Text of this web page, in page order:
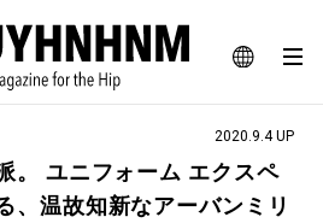
JA
EN
BLOG SNAP
カルチャー、ライフスタイルWEBマガジン
2020.9.4 UP
。 ユニフォーム エクスペ
、温故知新なアーバンミリ